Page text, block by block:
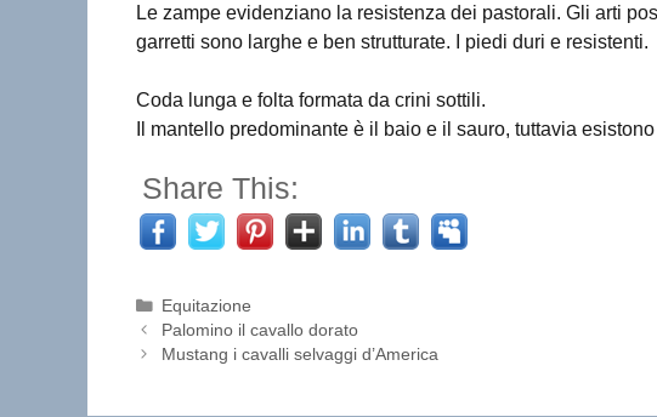
Le zampe evidenziano la resistenza dei pastorali. Gli arti
garretti sono larghe e ben strutturate. I piedi duri e resistenti.
Coda lunga e folta formata da crini sottili.
Il mantello predominante è il baio e il sauro, tuttavia
Share This:
Categorie
Equitazione
Palomino il cavallo dorato
Mustang i cavalli selvaggi d’America